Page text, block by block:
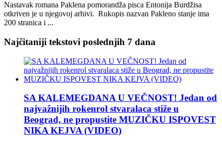
Nastavak romana Paklena pomorandža pisca Entonija Burdžisa
otkriven je u njegovoj arhivi. Rukopis nazvan Pakleno stanje ima
200 stranica i ...
Najčitaniji tekstovi poslednjih 7 dana
SA KALEMEGDANA U VEČNOST! Jedan od
najvažnijih rokenrol stvaralaca stiže u
Beograd, ne propustite MUZIČKU ISPOVEST
NIKA KEJVA (VIDEO)